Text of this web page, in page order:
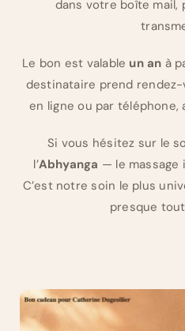
dans votre boîte mail,
Le bon est valable un an à
destinataire prend
en ligne ou par téléphone,
Si vous hésitez sur le
l’Abhyanga — le massage
C’est notre soin le plus
presque